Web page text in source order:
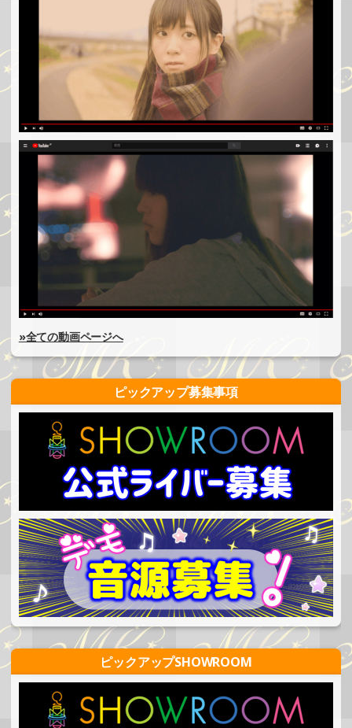
»全ての動画ページへ
ピックアップ募集事項
ピックアップSHOWROOM